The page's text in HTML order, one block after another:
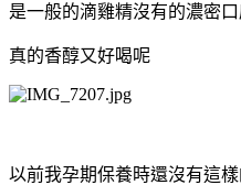
是一般的滴雞精沒有的濃密
真的香醇又好喝呢
以前我孕期保養時還沒有這